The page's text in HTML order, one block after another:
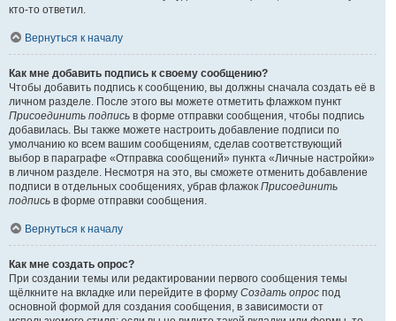
кто-то ответил.
Вернуться к началу
Как мне добавить подпись к своему сообщению?
Чтобы добавить подпись к сообщению, вы должны сначала создать её в
личном разделе. После этого вы можете отметить флажком пункт
Присоединить подпись в форме отправки сообщения, чтобы подпись
добавилась. Вы также можете настроить добавление подписи по
умолчанию ко всем вашим сообщениям, сделав соответствующий
выбор в параграфе «Отправка сообщений» пункта «Личные настройки»
в личном разделе. Несмотря на это, вы сможете отменить добавление
подписи в отдельных сообщениях, убрав флажок Присоединить
подпись в форме отправки сообщения.
Вернуться к началу
Как мне создать опрос?
При создании темы или редактировании первого сообщения темы
щёлкните на вкладке или перейдите в форму Создать опрос под
основной формой для создания сообщения, в зависимости от